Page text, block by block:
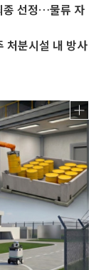
종 선정…물류 자
처분시설 내 방사